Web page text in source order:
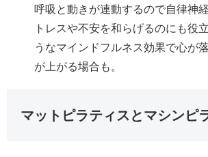
呼吸と動きが連動するので自律神
トレスや不安を和らげるのにも役
うなマインドフルネス効果で心が
が上がる場合も。
マットピラティスとマシンピ